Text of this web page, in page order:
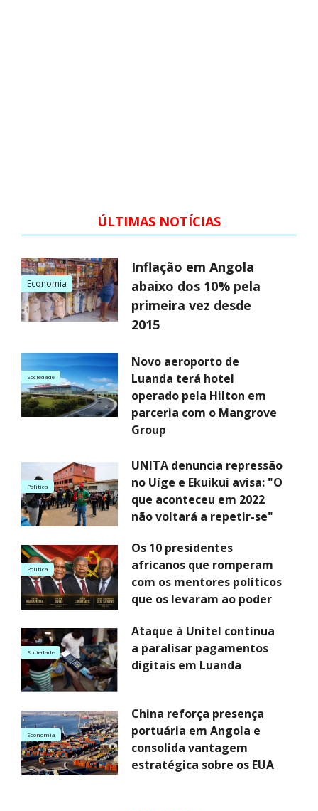
ÚLTIMAS NOTÍCIAS
Economia
Inflação em Angola
abaixo dos 10% pela
primeira vez desde
2015
Sociedade
Novo aeroporto de
Luanda terá hotel
operado pela Hilton em
parceria com o Mangrove
Group
Politica
UNITA denuncia repressão
no Uíge e Ekuikui avisa: "O
que aconteceu em 2022
não voltará a repetir-se"
Politica
Os 10 presidentes
africanos que romperam
com os mentores políticos
que os levaram ao poder
Sociedade
Ataque à Unitel continua
a paralisar pagamentos
digitais em Luanda
Economia
China reforça presença
portuária em Angola e
consolida vantagem
estratégica sobre os EUA